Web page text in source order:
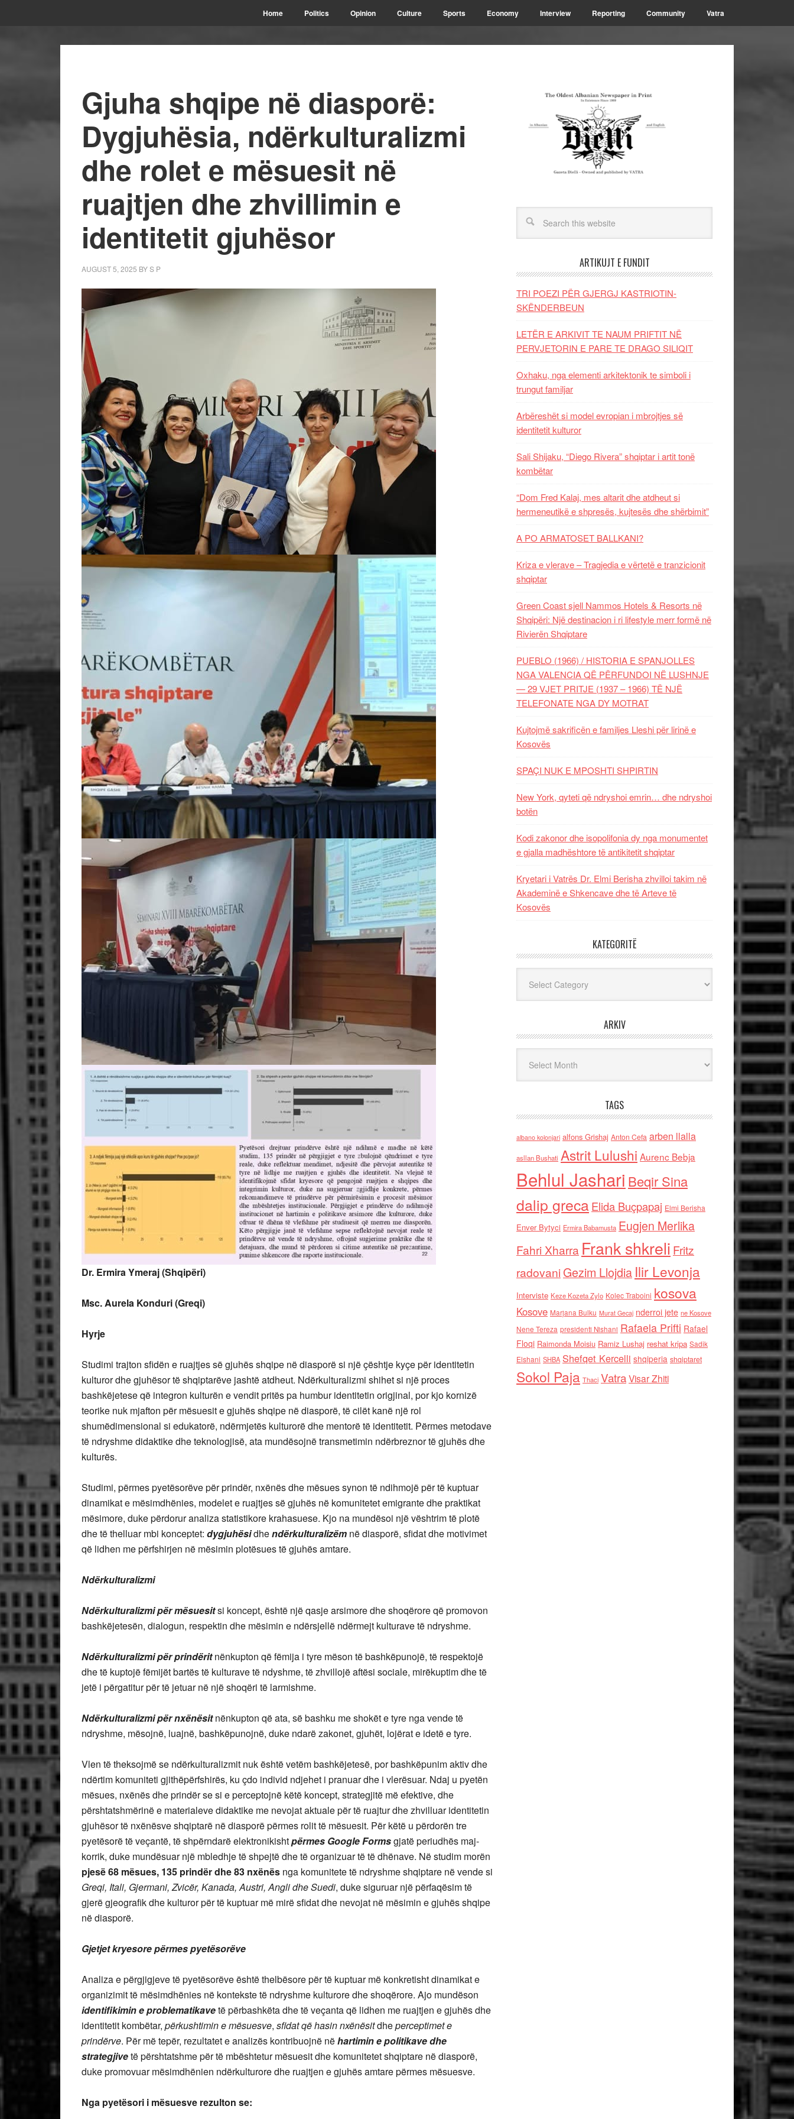
Home Politics Opinion Culture Sports Economy Interview Reporting Community Vatra
Gjuha shqipe në diasporë:
Dygjuhësia, ndërkulturalizmi
dhe rolet e mësuesit në
ruajtjen dhe zhvillimin e
identitetit gjuhësor
AUGUST 5, 2025 BYS P
Dr. Ermira Ymeraj (Shqipëri)
Msc. Aurela Konduri (Greqi)
Hyrje
Studimi trajton sfidën e ruajtjes së gjuhës shqipe në diasporë si një çështje kyçe për identitetin
kulturor dhe gjuhësor të shqiptarëve jashtë atdheut. Ndërkulturalizmi shihet si një proces
bashkëjetese që integron kulturën e vendit pritës pa humbur identitetin origjinal, por kjo kornizë
teorike nuk mjafton për mësuesit e gjuhës shqipe në diasporë, të cilët kanë një rol
shumëdimensional si edukatorë, ndërmjetës kulturorë dhe mentorë të identitetit. Përmes metodave
të ndryshme didaktike dhe teknologjisë, ata mundësojnë transmetimin ndërbreznor të gjuhës dhe
kulturës.
Studimi, përmes pyetësorëve për prindër, nxënës dhe mësues synon të ndihmojë për të kuptuar
dinamikat e mësimdhënies, modelet e ruajtjes së gjuhës në komunitetet emigrante dhe praktikat
mësimore, duke përdorur analiza statistikore krahasuese. Kjo na mundësoi një vështrim të plotë
dhe të thelluar mbi konceptet: dygjuhësidhendërkulturalizëm në diasporë, sfidat dhe motivimet
që lidhen me përfshirjen në mësimin plotësues të gjuhës amtare.
Ndërkulturalizmi
Ndërkulturalizmi për mësuesitsi koncept, është një qasje arsimore dhe shoqërore që promovon
bashkëjetesën, dialogun, respektin dhe mësimin e ndërsjellë ndërmejt kulturave të ndryshme.
Ndërkulturalizmi për prindëritnënkupton që fëmija i tyre mëson të bashkëpunojë, të respektojë
dhe të kuptojë fëmijët bartës të kulturave të ndyshme, të zhvillojë aftësi sociale, mirëkuptim dhe të
jetë i përgatitur për të jetuar në një shoqëri të larmishme.
Ndërkulturalizmi përnxënësitnënkupton që ata, së bashku me shokët e tyre nga vende të
ndryshme, mësojnë, luajnë, bashkëpunojnë, duke ndarë zakonet, gjuhët, lojërat e idetë e tyre.
Vlen të theksojmë se ndërkulturalizmit nuk është vetëm bashkëjetesë, por bashkëpunim aktiv dhe
ndërtim komuniteti gjithëpërfshirës, ku çdo individ ndjehet i pranuar dhe i vlerësuar. Ndaj u pyetën
mësues, nxënës dhe prindër se si e perceptojnë këtë koncept, strategjitë më efektive, dhe
përshtatshmërinë e materialeve didaktike me nevojat aktuale për të ruajtur dhe zhvilluar identitetin
gjuhësor të nxënësve shqiptarë në diasporë përmes rolit të mësuesit. Për këtë u përdorën tre
pyetësorë të veçantë, të shpërndarë elektronikishtpërmes Google Formsgjatë periudhës maj-
korrik, duke mundësuar një mbledhje të shpejtë dhe të organizuar të të dhënave. Në studim morën
pjesë 68 mësues, 135 prindër dhe 83 nxënës nga komunitete të ndryshme shqiptare në vende si
Greqi, Itali, Gjermani, Zvicër, Kanada, Austri, Angli dhe Suedi, duke siguruar një përfaqësim të
gjerë gjeografik dhe kulturor për të kuptuar më mirë sfidat dhe nevojat në mësimin e gjuhës shqipe
në diasporë.
Gjetjet kryesore përmes pyetësorëve
Analiza e përgjigjeve të pyetësorëve është thelbësore për të kuptuar më konkretisht dinamikat e
organizimit të mësimdhënies në kontekste të ndryshme kulturore dhe shoqërore. Ajo mundëson
identifikimin e problematikavetë përbashkëta dhe të veçanta që lidhen me ruajtjen e gjuhës dhe
identitetit kombëtar, përkushtimin e mësuesve, sfidat që hasin nxënësitdheperceptimet e
prindërve. Për më tepër, rezultatet e analizës kontribuojnë nëhartimin e politikave dhe
strategjivetë përshtatshme për të mbështetur mësuesit dhe komunitetet shqiptare në diasporë,
duke promovuar mësimdhënien ndërkulturore dhe ruajtjen e gjuhës amtare përmes mësuesve.
Nga pyetësori i mësuesve rezulton se:
ARTIKUJT E FUNDIT
TRI POEZI PËR GJERGJ KASTRIOTIN-
SKËNDERBEUN
LETËR E ARKIVIT TE NAUM PRIFTIT NË
PERVJETORIN E PARE TE DRAGO SILIQIT
Oxhaku, nga elementi arkitektonik te simboli i
trungut familjar
Arbëreshët si model evropian i mbrojtjes së
identitetit kulturor
Sali Shijaku, “Diego Rivera” shqiptar i artit tonë
kombëtar
“Dom Fred Kalaj, mes altarit dhe atdheut si
hermeneutikë e shpresës, kujtesës dhe shërbimit”
A PO ARMATOSET BALLKANI?
Kriza e vlerave – Tragjedia e vërtetë e tranzicionit
shqiptar
Green Coast sjell Nammos Hotels & Resorts në
Shqipëri: Një destinacion i ri lifestyle merr formë në
Rivierën Shqiptare
PUEBLO (1966) / HISTORIA E SPANJOLLES
NGA VALENCIA QË PËRFUNDOI NË LUSHNJE
— 29 VJET PRITJE (1937 – 1966) TË NJË
TELEFONATE NGA DY MOTRAT
Kujtojmë sakrificën e familjes Lleshi për lirinë e
Kosovës
SPAÇI NUK E MPOSHTI SHPIRTIN
New York, qyteti që ndryshoi emrin… dhe ndryshoi
botën
Kodi zakonor dhe isopolifonia dy nga monumentet
e gjalla madhështore të antikitetit shqiptar
Kryetari i Vatrës Dr. Elmi Berisha zhvilloi takim në
Akademinë e Shkencave dhe të Arteve të
Kosovës
KATEGORITË
ARKIV
TAGS
albano kolonjari alfons Grishaj Anton Cefa arben llalla
asllan Bushati Astrit Lulushi Aurenc Bebja
Behlul Jashari Beqir Sina
dalip grecaElida Buçpapaj Elmi Berisha
Enver Bytyci Ermira Babamusta Eugjen Merlika
Fahri Xharra Frank shkreli Fritz
radovaniGezim Llojdia Ilir Levonja
Interviste Keze Kozeta Zylo Kolec Traboini kosova
Kosove Marjana Bulku Murat Gecaj nderroi jete ne Kosove
Nene Tereza presidenti Nishani Rafaela Prifti Rafael
Floqi Raimonda Moisiu Ramiz Lushaj reshat kripa Sadik
Elshani SHBA Shefqet Kercelli shqiperia shqiptaret
Sokol Paja Thaci VatraVisar Zhiti